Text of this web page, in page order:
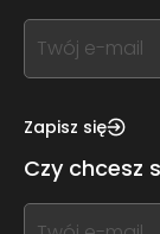
If
you
this,
this
form
Zapisz się
Czy chcesz
If